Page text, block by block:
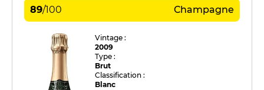
89/100 Champagne
Vintage :
2009
Type :
Brut
Classification :
Blanc